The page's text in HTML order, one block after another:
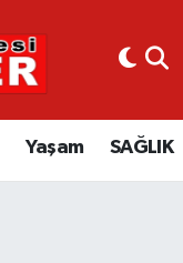
Yaşam SAĞLIK